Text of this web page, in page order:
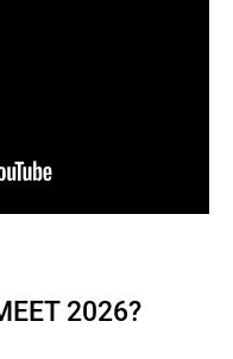
2026?